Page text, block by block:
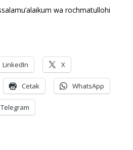
wa rochmatullohi
LinkedIn X
Cetak WhatsApp
Telegram